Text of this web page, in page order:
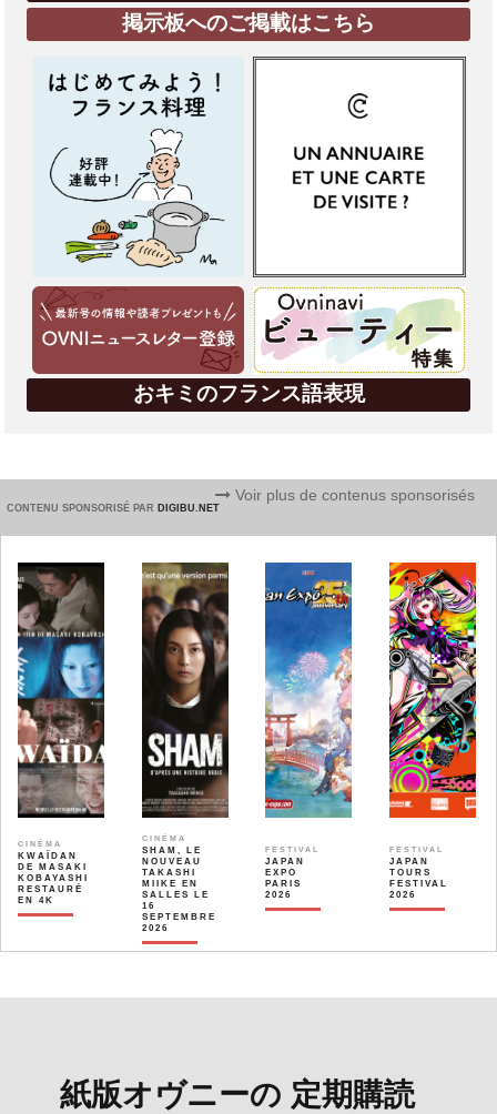
掲示板へのご掲載はこちら
おキミのフランス語表現
CONTENU SPONSORISÉ PAR DIGIBU.NET
Voir plus de contenus sponsorisés
CINÉMA
KWAÏDAN
DE MASAKI
KOBAYASHI
RESTAURÉ
EN 4K
CINÉMA
SHAM, LE
NOUVEAU
TAKASHI
MIIKE EN
SALLES LE
16
SEPTEMBRE
2026
FESTIVAL
JAPAN
EXPO
PARIS
2026
FESTIVAL
JAPAN
TOURS
FESTIVAL
2026
紙版オヴニーの 定期購読